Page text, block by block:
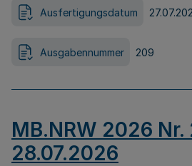
Ausfertigungsdatum
Ausgabennummer 209
MB.NRW 2026 Nr.
28.07.2026